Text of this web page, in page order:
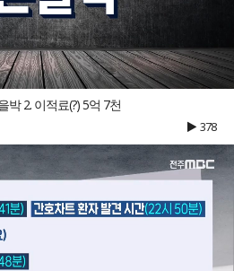
2. 이적료(?) 5억 7천
378